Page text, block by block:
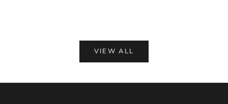
VIEW ALL